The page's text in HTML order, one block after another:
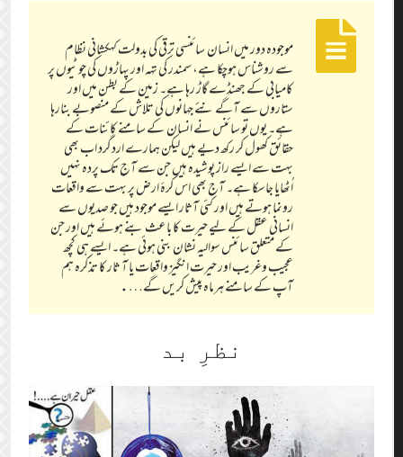
موجودہ دور میں انسان سائنسی ترقی کی بدولت کہکشانی نظام
سے روشناس ہوچکا ہے، سمندر کی تہہ اور پہاڑوں کی چوٹیوں پر
کامیابی کے جھنڈے گاڑ رہا ہے۔ زمین کے بطن میں اور
ستاروں سے آگے نئے جہانوں کی تلاش کے منصوبے بنارہا
ہے۔ یوں تو سائنس نے انسان کے سامنے کائنات کے
حقائق کھول کر رکھ دیے ہیں لیکن ہمارے اردگرد اب بھی
بہت سے ایسے راز پوشیدہ ہیں جن سے آج تک پردہ نہیں
اُٹھایا جاسکا ہے۔ آج بھی اس کرۂ ارض پر بہت سے واقعات
رونما ہوتے ہیں اور کئی آثار ایسے موجود ہیں جو صدیوں سے
انسانی عقل کے لیے حیرت کا باعث بنے ہوئے ہیں اور جن
کے متعلق سائنس سوالیہ نشان بنی ہوئی ہے۔ ایسے ہی کچھ
عجیب وغریب اور حیرت انگیز واقعات یا آ ثار کا تذکرہ ہم
آپ کے سامنے ہرماہ پیش کریں گے….
نظرِ بد